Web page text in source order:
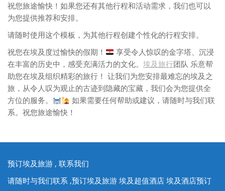
祝您旅途愉快！如果您还有其他行程和活动需求，我们也可以
为您提供推荐和安排。
请随时使用这个模板，为其他行程创建个性化的行程安排。
祝您在埃及度过愉快的假期！
享受令人惊叹的金字塔、沉浸
在丰富的历史中，感受充满活力的文化。 埃及旅行团队 乐意帮
助您在埃及组织精彩的旅行！ 让我们为您安排最难忘的埃及之
旅，从令人叹为观止的古迹到隐藏的宝藏，我们会为您提供全
方位的服务。
如果需要任何帮助或建议，请随时与我们联
系。祝您旅途愉快！
预订埃及旅游 , 联系我们
请随时与我们联系 ,预订埃及旅游 埃及超值酒店 埃及酒店预订